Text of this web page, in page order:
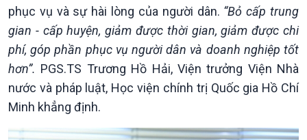
phục vụ và sự hài lòng của người dân. “Bỏ cấp trung
gian - cấp huyện, giảm được thời gian, giảm được chi
phí, góp phần phục vụ người dân và doanh nghiệp tốt
hơn”. PGS.TS Trương Hồ Hải, Viện trưởng Viện Nhà
nước và pháp luật, Học viện chính trị Quốc gia Hồ Chí
Minh khẳng định.